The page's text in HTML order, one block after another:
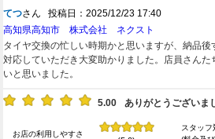
てつさん 投稿日：2025/12/23 17:40
高知県高知市 株式会社 ネクスト
タイヤ交換の忙しい時期かと思いますが、納品
対応していただき大変助かりました。店員さん
いと思いました。
5.00 ありがとうございま
お店の利用しやすさ
スタッフ